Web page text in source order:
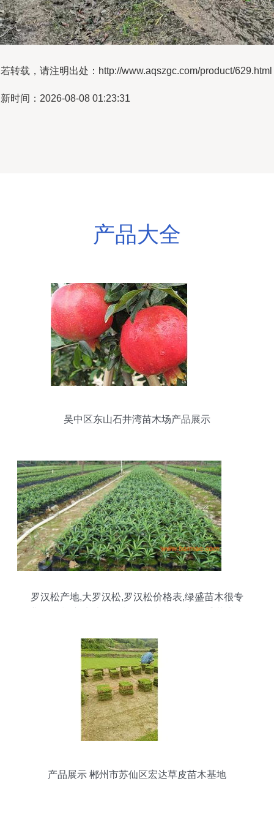
转载，请注明出处：http://www.aqszgc.com/product/629.html
时间：2026-08-08 01:23:31
产品大全
吴中区东山石井湾苗木场产品展示
罗汉松产地,大罗汉松,罗汉松价格表,绿盛苗木很专
绿盛苗木很专业价格
产品展示 郴州市苏仙区宏达草皮苗木基地